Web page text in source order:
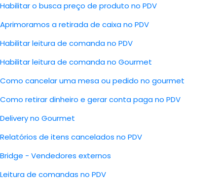
Habilitar o busca preço de produto no PDV
Aprimoramos a retirada de caixa no PDV
Habilitar leitura de comanda no PDV
Habilitar leitura de comanda no Gourmet
Como cancelar uma mesa ou pedido no gourmet
Como retirar dinheiro e gerar conta paga no PDV
Delivery no Gourmet
Relatórios de itens cancelados no PDV
Bridge - Vendedores externos
Leitura de comandas no PDV